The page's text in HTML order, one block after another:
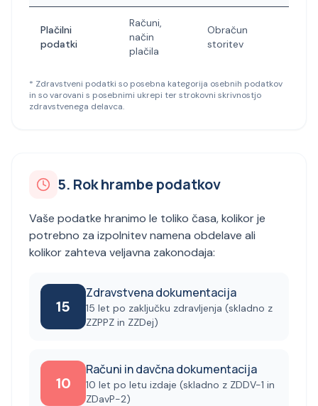
Plačilni
podatki
Računi,
način
plačila
Obračun
storitev
* Zdravstveni podatki so posebna kategorija osebnih podatkov
in so varovani s posebnimi ukrepi ter strokovni skrivnostjo
zdravstvenega delavca.
5. Rok hrambe podatkov
Vaše podatke hranimo le toliko časa, kolikor je
potrebno za izpolnitev namena obdelave ali
kolikor zahteva veljavna zakonodaja:
15
Zdravstvena dokumentacija
15 let po zaključku zdravljenja (skladno z
ZZPPZ in ZZDej)
10
Računi in davčna dokumentacija
10 let po letu izdaje (skladno z ZDDV-1 in
ZDavP-2)